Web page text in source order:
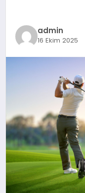
DÜNYA
EKONOMI
admin
16 Ekim 2025